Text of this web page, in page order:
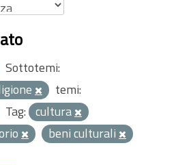
Sottotemi:
temi:
Tag: cultura
beni culturali